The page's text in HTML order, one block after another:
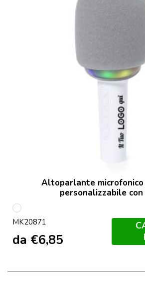
Altoparlante
personalizzabile
Bianco
MK20871
da €6,85